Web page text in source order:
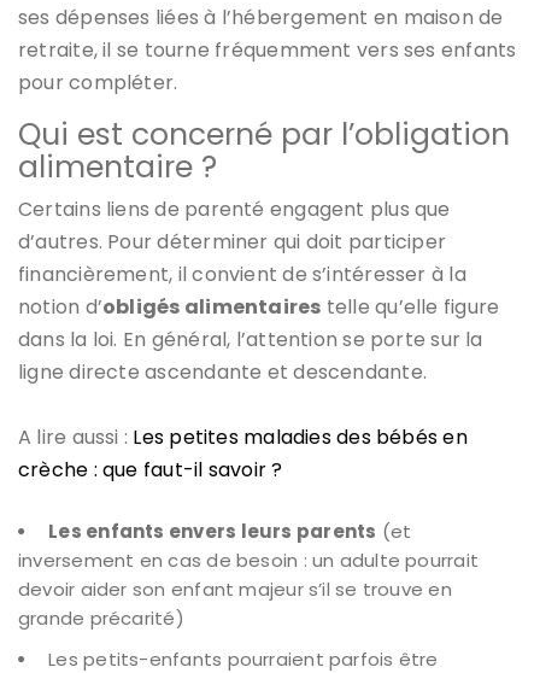
ses dépenses liées à l’hébergement en maison de
retraite, il se tourne fréquemment vers ses enfants
pour compléter.
Qui est concerné par l’obligation
alimentaire ?
Certains liens de parenté engagent plus que
d’autres. Pour déterminer qui doit participer
financièrement, il convient de s’intéresser à la
notion d’obligés alimentaires telle qu’elle figure
dans la loi. En général, l’attention se porte sur la
ligne directe ascendante et descendante.
A lire aussi : Les petites maladies des bébés en
crèche : que faut-il savoir ?
Les enfants envers leurs parents (et
inversement en cas de besoin : un adulte pourrait
devoir aider son enfant majeur s’il se trouve en
grande précarité)
Les petits-enfants pourraient parfois être